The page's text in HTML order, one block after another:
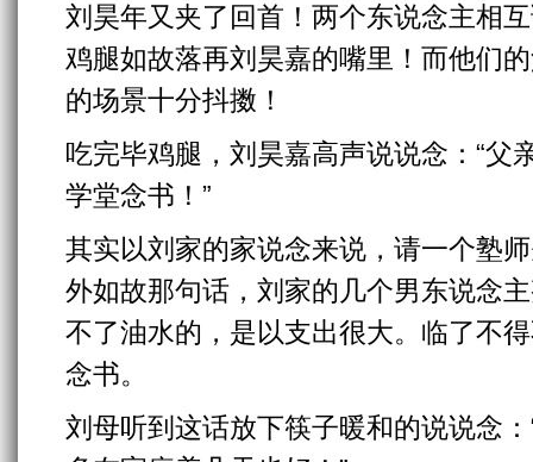
刘昊年又夹了回首！两个东说念主相
鸡腿如故落再刘昊嘉的嘴里！而他们
的场景十分抖擞！
吃完毕鸡腿，刘昊嘉高声说说念：“父
学堂念书！”
其实以刘家的家说念来说，请一个塾
外如故那句话，刘家的几个男东说念
不了油水的，是以支出很大。临了不
念书。
刘母听到这话放下筷子暖和的说说念